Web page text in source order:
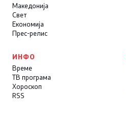
Македонија
Свет
Економија
Прес-релис
ИНФО
Време
ТВ програма
Хороскоп
RSS